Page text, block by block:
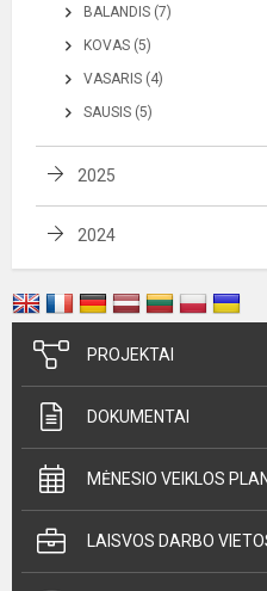
BALANDIS (7)
KOVAS (5)
VASARIS (4)
SAUSIS (5)
2025
2024
PROJEKTAI
DOKUMENTAI
MĖNESIO VEIKLOS
LAISVOS DARBO